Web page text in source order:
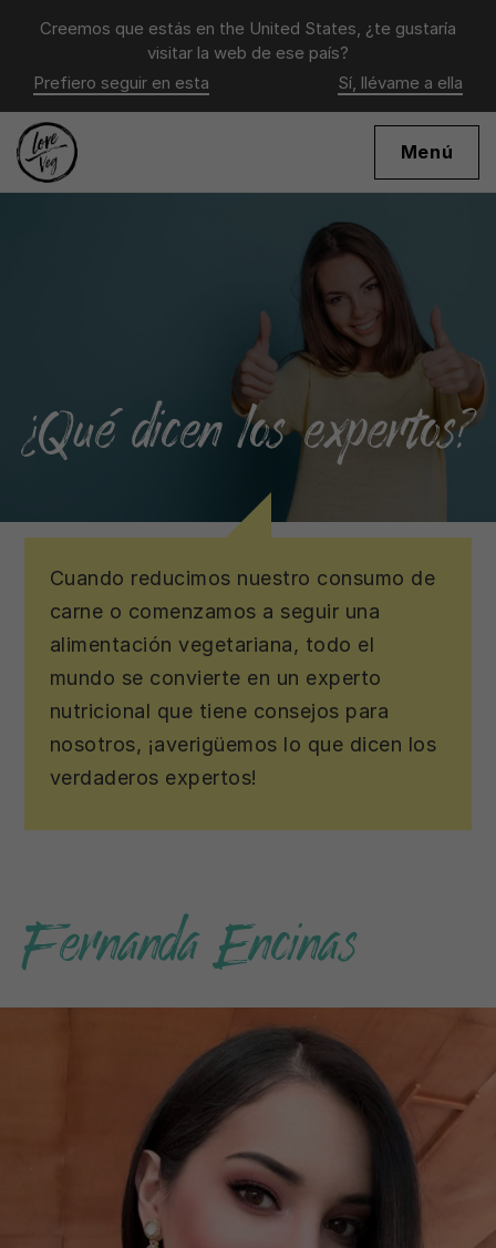
Creemos que estás en the United States, ¿te gustaría
visitar la web de ese país?
Prefiero seguir en esta
Sí, llévame a ella
Menú
¿Qué
dicen
expertos?
¿Qué dicen los expertos?
Cuando reducimos nuestro consumo de
carne o comenzamos a seguir una
alimentación vegetariana, todo el
mundo se convierte en un experto
nutricional que tiene consejos para
nosotros, ¡averigüemos lo que dicen los
verdaderos expertos!
Fernanda Encinas